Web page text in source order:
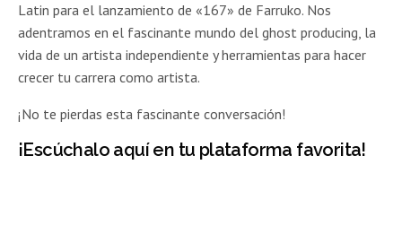
Latin para el lanzamiento de «167» de Farruko. Nos
adentramos en el fascinante mundo del ghost producing, la
vida de un artista independiente y herramientas para hacer
crecer tu carrera como artista.
¡No te pierdas esta fascinante conversación!
¡Escúchalo aquíen tu plataforma favorita!